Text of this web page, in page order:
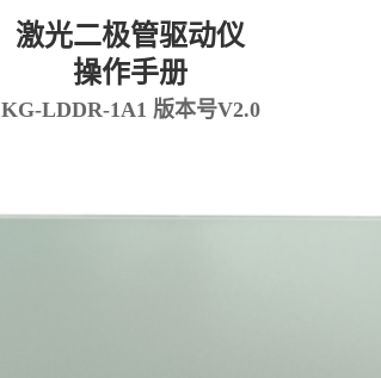
激光二极管驱动仪
操作手册
KG-LDDR-1A1 版本号V2.0